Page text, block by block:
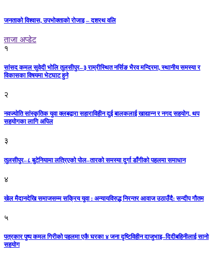
जनताको विश्वास, उपभोक्ताको रोजाइ – दशरथ वलि
ताजा अप्डेट
१
सांसद कमल सुवेदी भोलि तुलसीपुर–३ राम्रीस्थित नर्सिङ भैरव मन्दिरमा, स्थानीय समस्या र
विकासका विषयमा भेटघाट हुने
२
नवज्योति सांस्कृतिक युवा क्लबद्वारा सहाराविहीन दुई बालकलाई खाद्यान्न र नगद सहयोग, थप
सहयोगका लागि अपिल
३
तुलसीपुर–८ बुटेनियामा लत्रिएको पोल–तारको समस्या दुर्गा डाँगीको पहलमा समाधान
४
खेल मैदानदेखि समाजसम्म सक्रिय युवा : अन्यायविरुद्ध निरन्तर आवाज उठाउँदै: सन्दीप गौतम
५
पत्रकार पुष्प कमल गिरीको पहलमा एकै घरका ४ जना दृष्टिविहीन दाजुभाइ–दिदीबहिनीलाई सानो
सहयोग